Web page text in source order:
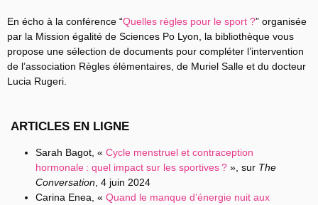
En écho à la conférence “Quelles règles pour le sport ?” organisée
par la Mission égalité de Sciences Po Lyon, la bibliothèque vous
propose une sélection de documents pour compléter l’intervention
de l’association Règles élémentaires, de Muriel Salle et du docteur
Lucia Rugeri.
ARTICLES EN LIGNE
Sarah Bagot, « Cycle menstruel et contraception
hormonale : quel impact sur les sportives ? », sur The
Conversation , 4 juin 2024
Carina Enea, « Quand le manque d’énergie nuit aux